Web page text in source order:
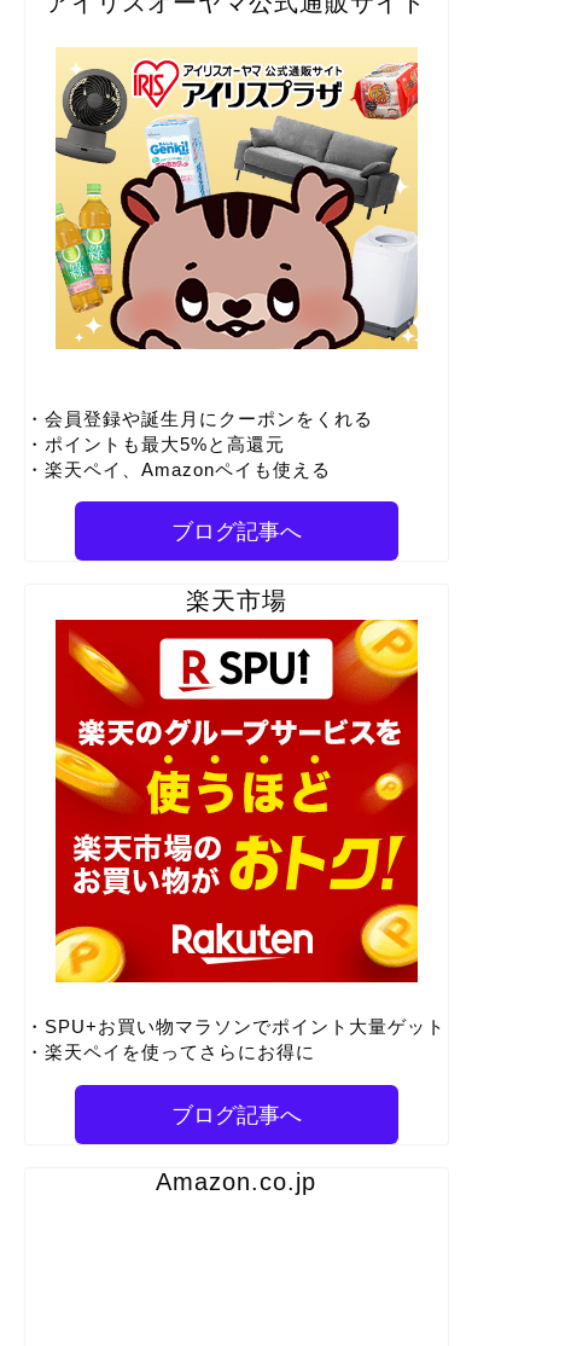
・会員登録や誕生月にクーポンをくれる
・ポイントも最大5%と高還元
・楽天ペイ、Amazonペイも使える
ブログ記事へ
楽天市場
・SPU+お買い物マラソンでポイント大量ゲット
・楽天ペイを使ってさらにお得に
ブログ記事へ
Amazon.co.jp